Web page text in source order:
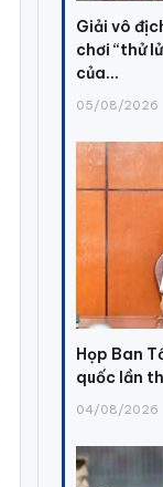
Giải vô
chơi “thử
của...
05/08/2026
Họp Ban
quốc lần
04/08/2026